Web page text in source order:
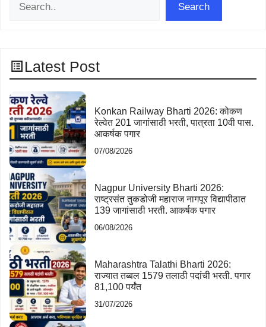
Search
Latest Post
Konkan Railway Bharti 2026: कोकण
रेल्वेत 201 जागांसाठी भरती, पात्रता 10वी पास.
आकर्षक पगार
07/08/2026
Nagpur University Bharti 2026:
राष्ट्रसंत तुकडोजी महाराज नागपूर विद्यापीठात
139 जागांसाठी भरती. आकर्षक पगार
06/08/2026
Maharashtra Talathi Bharti 2026:
राज्यात तब्बल 1579 तलाठी पदांची भरती. पगार
81,100 पर्यंत
31/07/2026